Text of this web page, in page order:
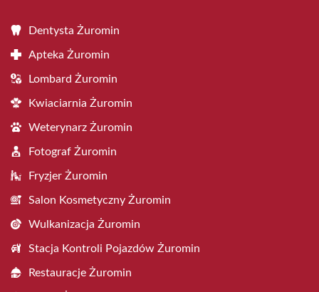
Dentysta Żuromin
Apteka Żuromin
Lombard Żuromin
Kwiaciarnia Żuromin
Weterynarz Żuromin
Fotograf Żuromin
Fryzjer Żuromin
Salon Kosmetyczny Żuromin
Wulkanizacja Żuromin
Stacja Kontroli Pojazdów Żuromin
Restauracje Żuromin